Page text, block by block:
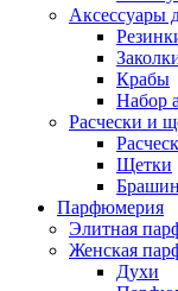
Аксессуары
Крабы
Набор
Расчески и
Щетки
Парфюмерия
Элитная
Женская
Духи